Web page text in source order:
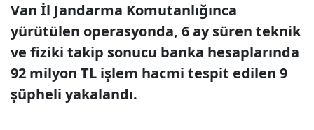
Van İl Jandarma Komutanlığınca
yürütülen operasyonda, 6 ay süren teknik
ve fiziki takip sonucu banka hesaplarında
92 milyon TL işlem hacmi tespit edilen 9
şüpheli yakalandı.